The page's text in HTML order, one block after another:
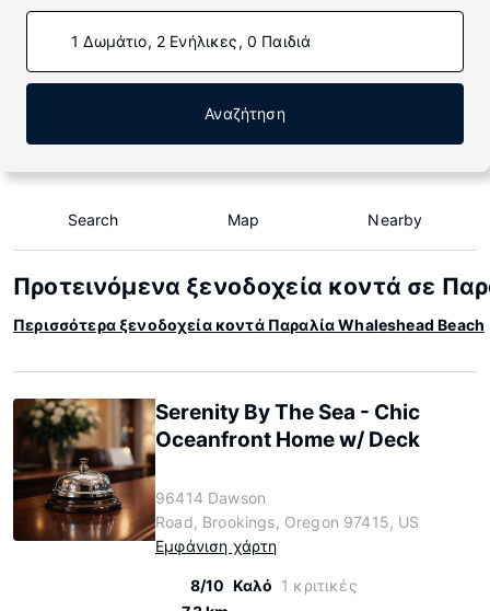
1 Δωμάτιο, 2 Ενήλικες, 0 Παιδιά
Αναζήτηση
Search Map Nearby
Προτεινόμενα ξενοδοχεία κοντά σε
Περισσότερα ξενοδοχεία κοντά Παραλία Whaleshead Beach
Serenity By The Sea - Chic
Oceanfront Home w/ Deck
96414 Dawson
Road, Brookings, Oregon 97415, US
Εμφάνιση χάρτη
8/10 Καλό 1 κριτικές